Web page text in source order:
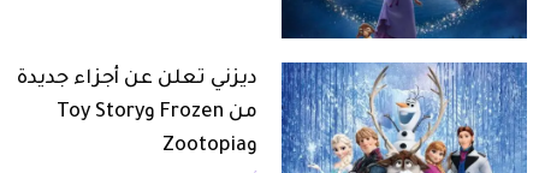
ديزني تعلن عن أجزاء جديدة
من Frozen وToy Story
وZootopia